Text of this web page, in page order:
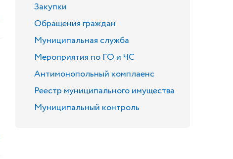
Закупки
Обращения граждан
Муниципальная служба
Мероприятия по ГО и ЧС
Антимонопольный комплаенс
Реестр муниципального имущества
Муниципальный контроль